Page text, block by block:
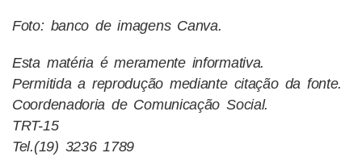
Foto: banco de imagens Canva.
Esta matéria é meramente informativa.
Permitida a reprodução mediante citação da fonte.
Coordenadoria de Comunicação Social.
TRT-15
Tel.(19) 3236 1789